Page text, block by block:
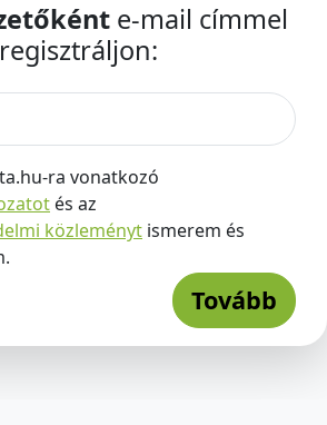
e-mail címmel
regisztráljon:
ra vonatkozó
és az
közleményt ismerem és
Tovább